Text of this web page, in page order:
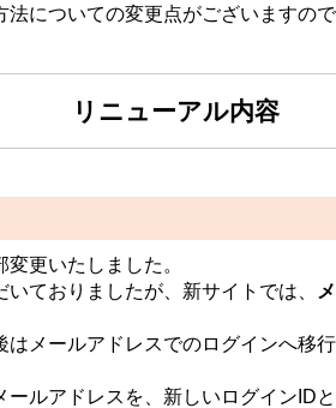
についての変更点がございますの
リニューアル内容
更いたしました。
ておりましたが、新サイトでは、
メールアドレスでのログインへ移行
ルアドレスを、新しいログインID